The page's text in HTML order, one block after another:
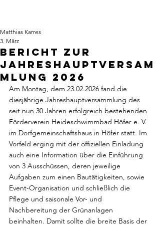
Bericht zur
Jahreshauptversam
mlung 2026
Matthias Karres
3. März
Am Montag, dem 23.02.2026 fand die
diesjährige Jahreshauptversammlung des
seit nun 30 Jahren erfolgreich bestehenden
Förderverein Heideschwimmbad Höfer e. V.
im Dorfgemeinschaftshaus in Höfer statt. Im
Vorfeld erging mit der offiziellen Einladung
auch eine Information über die Einführung
von 3 Ausschüssen, deren jeweilige
Aufgaben zum einen Bautätigkeiten, sowie
Event-Organisation und schließlich die
Pflege und saisonale Vor- und
Nachbereitung der Grünanlagen
beinhalten. Damit sollte die breite Basis der